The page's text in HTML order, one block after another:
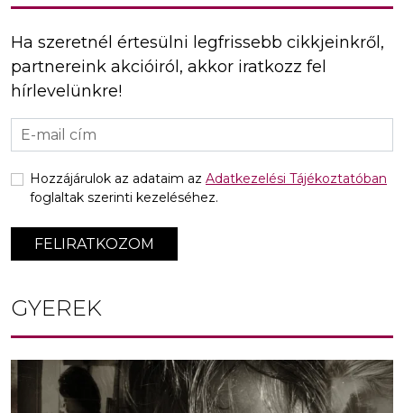
Ha szeretnél értesülni legfrissebb cikkjeinkről,
partnereink akcióiról, akkor iratkozz fel
hírlevelünkre!
FELIRATKOZOM
Hozzájárulok az adataim az Adatkezelési Tájékoztatóban
foglaltak szerinti kezeléséhez.
GYEREK